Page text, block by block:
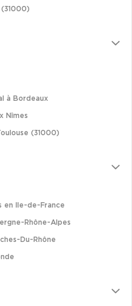
à Bordeaux
Nîmes
(31000)
en Ile-de-France
Rhône-Alpes
Du-Rhône